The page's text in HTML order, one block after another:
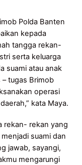
Polda Banten
kepada
tangga rekan-
serta keluarga
suami atau anak
tugas Brimob
operasi
kata Maya.
rekan- rekan yang
suami dan
jawab, sayangi,
mengarungi